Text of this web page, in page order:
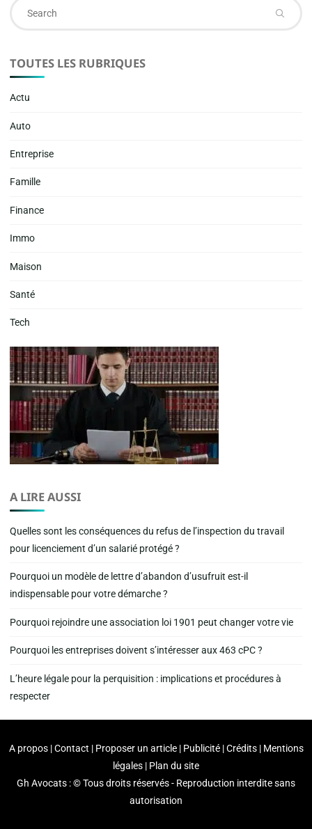
TOUTES LES RUBRIQUES
Actu
Auto
Entreprise
Famille
Finance
Immo
Maison
Santé
Tech
A LIRE AUSSI
Quelles sont les conséquences du refus de l’inspection du travail
pour licenciement d’un salarié protégé ?
Pourquoi un modèle de lettre d’abandon d’usufruit est-il
indispensable pour votre démarche ?
Pourquoi rejoindre une association loi 1901 peut changer votre vie
Pourquoi les entreprises doivent s’intéresser aux 463 cPC ?
L’heure légale pour la perquisition : implications et procédures à
respecter
A propos | Contact | Proposer un article | Publicité | Crédits | Mentions
légales | Plan du site
Gh Avocats : © Tous droits réservés - Reproduction interdite sans
autorisation